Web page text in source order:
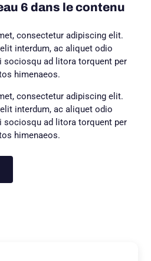
6 dans le contenu
consectetur adipiscing elit.
interdum, ac aliquet odio
sociosqu ad litora torquent per
himenaeos.
consectetur adipiscing elit.
interdum, ac aliquet odio
sociosqu ad litora torquent per
himenaeos.